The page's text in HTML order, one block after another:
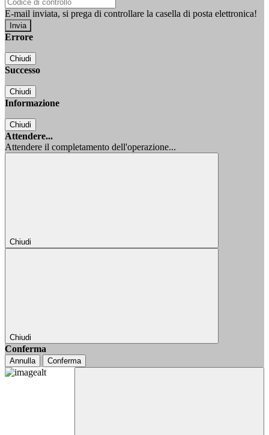
E-mail inviata, si prega di controllare la casella di posta elettronica!
Errore
Chiudi
Successo
Chiudi
Informazione
Chiudi
Attendere...
Attendere il completamento dell'operazione...
Chiudi
Chiudi
Conferma
Annulla Conferma